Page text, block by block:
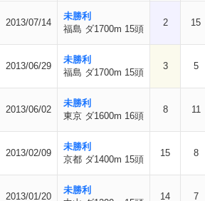
2013/07/14
未勝利
福島 ダ1700m 15頭
2 15
2013/06/29
未勝利
福島 ダ1700m 15頭
3 5
2013/06/02
未勝利
東京 ダ1600m 16頭
8 11
2013/02/09
未勝利
京都 ダ1400m 15頭
15 8
2013/01/20
未勝利
14 7